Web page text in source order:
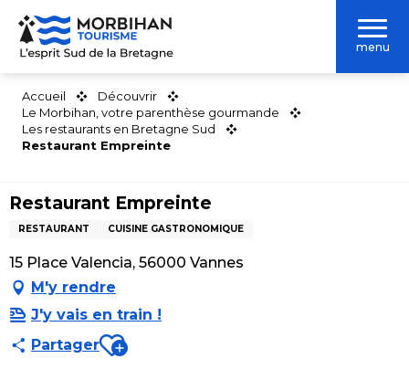
Aller
contenu
menu
Accueil
Découvrir
Le Morbihan, votre parenthèse gourmande
Les restaurants en Bretagne Sud
Restaurant Empreinte
Restaurant Empreinte
RESTAURANT CUISINE GASTRONOMIQUE
15 Place Valencia, 56000 Vannes
M'y rendre
J'y vais en train !
PartagerAjouter aux favoris